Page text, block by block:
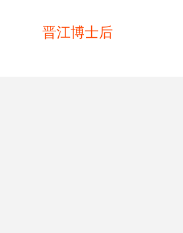
晋江博士后